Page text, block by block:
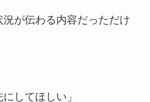
が伝わる内容だっただけ
してほしい」